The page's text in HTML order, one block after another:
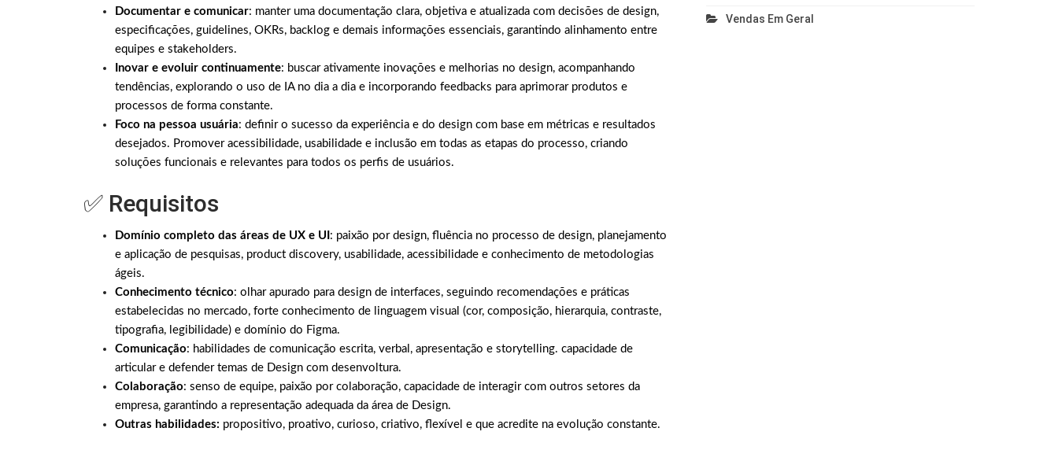
Documentar e comunicar: manter uma documentação clara, objetiva e atualizada com decisões de design,
especificações, guidelines, OKRs, backlog e demais informações essenciais, garantindo alinhamento entre
equipes e stakeholders.
Inovar e evoluir continuamente: buscar ativamente inovações e melhorias no design, acompanhando
tendências, explorando o uso de IA no dia a dia e incorporando feedbacks para aprimorar produtos e
processos de forma constante.
Foco na pessoa usuária: definir o sucesso da experiência e do design com base em métricas e resultados
desejados. Promover acessibilidade, usabilidade e inclusão em todas as etapas do processo, criando
soluções funcionais e relevantes para todos os perfis de usuários.
✅ Requisitos
Domínio completo das áreas de UX e UI : paixão por design, fluência no processo de design, planejamento
e aplicação de pesquisas, product discovery, usabilidade, acessibilidade e conhecimento de metodologias
ágeis.
Conhecimento técnico: olhar apurado para design de interfaces, seguindo recomendações e práticas
estabelecidas no mercado, forte conhecimento de linguagem visual (cor, composição, hierarquia, contraste,
tipografia, legibilidade) e domínio do Figma.
Comunicação: habilidades de comunicação escrita, verbal, apresentação e storytelling. capacidade de
articular e defender temas de Design com desenvoltura.
Colaboração: senso de equipe, paixão por colaboração, capacidade de interagir com outros setores da
empresa, garantindo a representação adequada da área de Design.
Outras habilidades: propositivo, proativo, curioso, criativo, flexível e que acredite na evolução constante.
Vendas Em Geral